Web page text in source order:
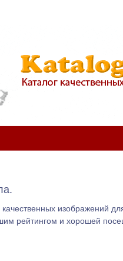
изображений
рейтингом и хорошей